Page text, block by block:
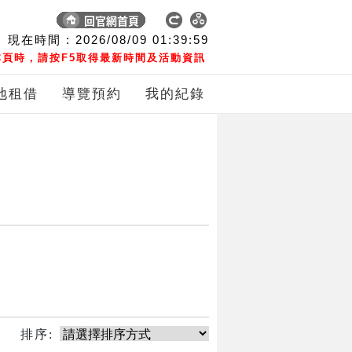
現在時間 : 2026/08/09 01:39:59
時，請按F5取得最新時間及活動資訊
租借 導覽預約 我的紀錄
排序: